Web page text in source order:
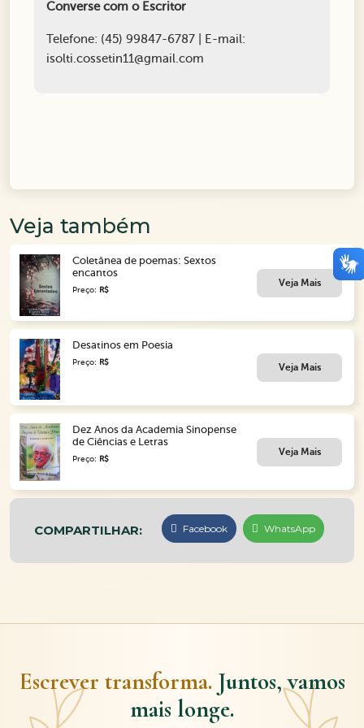
Converse com o Escritor
Telefone: (45) 99847-6787 | E-mail:
isolti.cossetin11@gmail.com
Veja também
Coletânea de poemas: Sextos
encantos
Preço: R$
Veja Mais
Desatinos em Poesia
Preço: R$ Veja Mais
Dez Anos da Academia Sinopense
de Ciências e Letras
Preço: R$
Veja Mais
COMPARTILHAR: Facebook WhatsApp
Escrever transforma. Juntos, vamos
mais longe.